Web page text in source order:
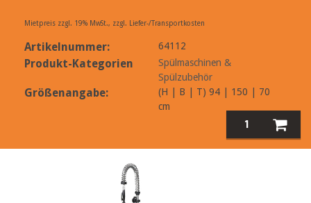
Mietpreis zzgl. 19% MwSt., zzgl. Liefer-/Transportkosten
Artikelnummer: 64112
Produkt-Kategorien
Spülmaschinen &
Spülzubehör
Größenangabe:
(H | B | T) 94 | 150 | 70
cm